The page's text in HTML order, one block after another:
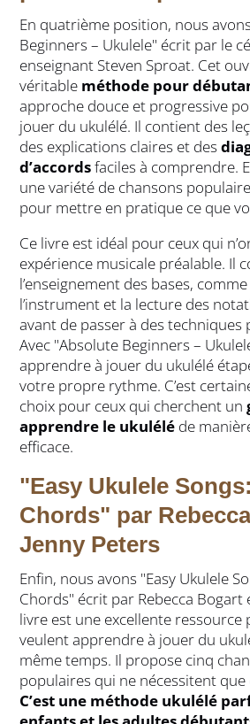
En quatrième position, nous
Beginners – Ukulele" écrit par le
enseignant Steven Sproat. Cet
véritable méthode pour
approche douce et progressive
jouer du ukulélé. Il contient des
des explications claires et des
d’accordsfaciles à comprendre.
une variété de chansons
pour mettre en pratique ce que
Ce livre est idéal pour ceux qui
expérience musicale préalable. Il
l’enseignement des bases,
l’instrument et la lecture des
avant de passer à des techniques
Avec "Absolute Beginners –
apprendre à jouer du ukulélé
votre propre rythme. C’est
choix pour ceux qui cherchent un
apprendre le ukulélé de
efficace.
"Easy Ukulele
Chords" par
Jenny Peters
Enfin, nous avons "Easy Ukulele
Chords" écrit par Rebecca Bogart
livre est une excellente ressource
veulent apprendre à jouer du
même temps. Il propose cinq
populaires qui ne nécessitent que
C’est une méthode ukulélé